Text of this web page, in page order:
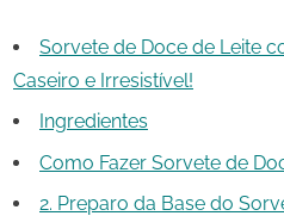
Sorvete de Doce de Leite
Caseiro e Irresistível!
Ingredientes
Como Fazer Sorvete de
2. Preparo da Base do